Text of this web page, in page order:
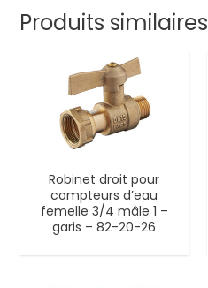
Produits similaires
Robinet droit pour
compteurs d’eau
femelle 3/4 mâle 1 –
garis – 82-20-26